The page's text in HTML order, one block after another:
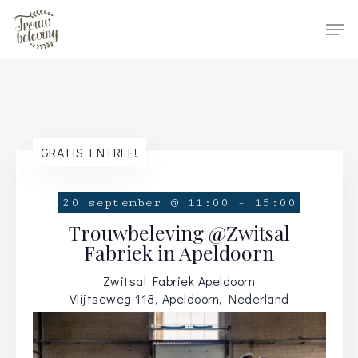
20 september @ 11:00 - 15:00
Trouwbeleving @Zwitsal
Fabriek in Apeldoorn
Zwitsal Fabriek Apeldoorn
Vlijtseweg 118, Apeldoorn, Nederland
GRATIS ENTREE!